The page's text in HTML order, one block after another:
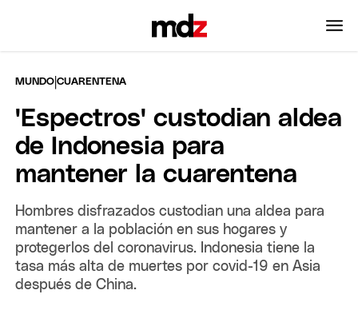
MUNDO |CUARENTENA
'Espectros' custodian aldea
de Indonesia para
mantener la cuarentena
Hombres disfrazados custodian una aldea para
mantener a la población en sus hogares y
protegerlos del coronavirus. Indonesia tiene la
tasa más alta de muertes por covid-19 en Asia
después de China.